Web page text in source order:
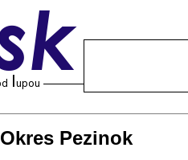
Okres Pezinok